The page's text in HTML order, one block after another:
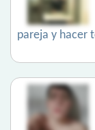
pareja y hacer